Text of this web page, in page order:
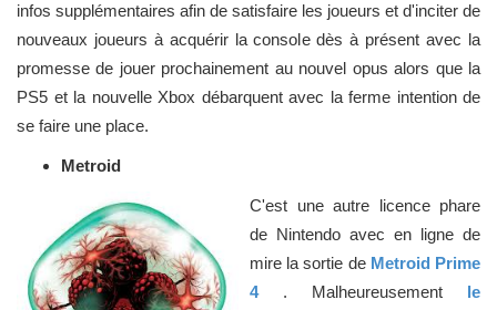
infos supplémentaires afin de satisfaire les joueurs et d'inciter de
nouveaux joueurs à acquérir la console dès à présent avec la
promesse de jouer prochainement au nouvel opus alors que la
PS5 et la nouvelle Xbox débarquent avec la ferme intention de
se faire une place.
Metroid
C'est une autre licence phare
de Nintendo avec en ligne de
mire la sortie de Metroid Prime
4. Malheureusement le